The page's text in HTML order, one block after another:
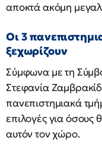
αποκτά ακόμη
Οι 3
ξεχωρίζουν
Σύμφωνα με τη
Στεφανία
πανεπιστημιακά
επιλογές για όσους
αυτόν τον χώρο.